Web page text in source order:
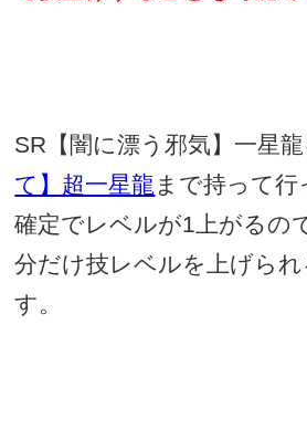
SR 【闇に漂う邪気】一星
て】超一星龍 まで持って
確定でレベルが1上がるの
分だけ技レベルを上げら
す。